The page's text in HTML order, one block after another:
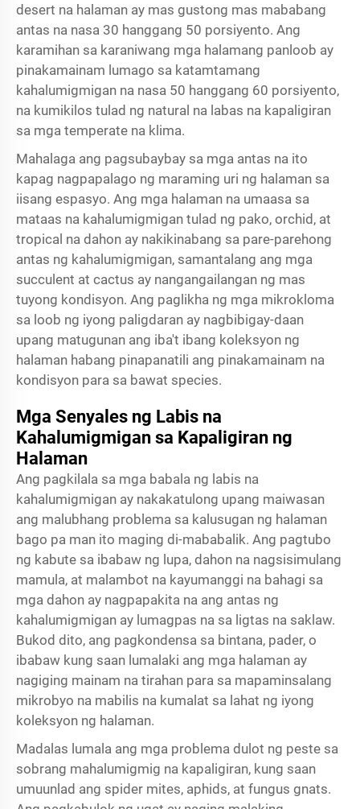
desert na halaman ay mas gustong mas mababang
antas na nasa 30 hanggang 50 porsiyento. Ang
karamihan sa karaniwang mga halamang panloob ay
pinakamainam lumago sa katamtamang
kahalumigmigan na nasa 50 hanggang 60 porsiyento,
na kumikilos tulad ng natural na labas na kapaligiran
sa mga temperate na klima.
Mahalaga ang pagsubaybay sa mga antas na ito
kapag nagpapalago ng maraming uri ng halaman sa
iisang espasyo. Ang mga halaman na umaasa sa
mataas na kahalumigmigan tulad ng pako, orchid, at
tropical na dahon ay nakikinabang sa pare-parehong
antas ng kahalumigmigan, samantalang ang mga
succulent at cactus ay nangangailangan ng mas
tuyong kondisyon. Ang paglikha ng mga mikrokloma
sa loob ng iyong paligdaran ay nagbibigay-daan
upang matugunan ang iba't ibang koleksyon ng
halaman habang pinapanatili ang pinakamainam na
kondisyon para sa bawat species.
Mga Senyales ng Labis na
Kahalumigmigan sa Kapaligiran ng
Halaman
Ang pagkilala sa mga babala ng labis na
kahalumigmigan ay nakakatulong upang maiwasan
ang malubhang problema sa kalusugan ng halaman
bago pa man ito maging di-mababalik. Ang pagtubo
ng kabute sa ibabaw ng lupa, dahon na nagsisimulang
mamula, at malambot na kayumanggi na bahagi sa
mga dahon ay nagpapakita na ang antas ng
kahalumigmigan ay lumagpas na sa ligtas na saklaw.
Bukod dito, ang pagkondensa sa bintana, pader, o
ibabaw kung saan lumalaki ang mga halaman ay
nagiging mainam na tirahan para sa mapaminsalang
mikrobyo na mabilis na kumalat sa lahat ng iyong
koleksyon ng halaman.
Madalas lumala ang mga problema dulot ng peste sa
sobrang mahalumigmig na kapaligiran, kung saan
umuunlad ang spider mites, aphids, at fungus gnats.